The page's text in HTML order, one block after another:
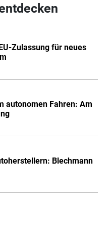
Zulassung für neues
autonomen Fahren: Am
Blechmann